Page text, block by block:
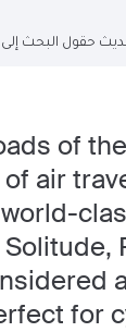
حقول البحث إلى
of
air
for